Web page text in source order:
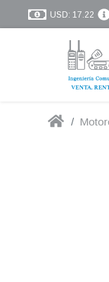
USD: 17.22